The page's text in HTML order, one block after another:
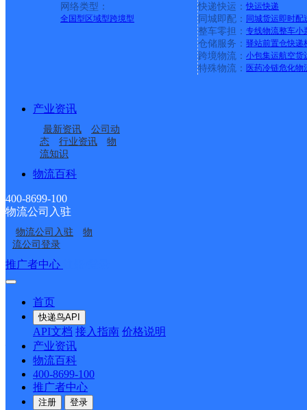
网络类型：
全国型 区域型跨境型
快递快运： 快运快递
同城即配： 同城货运即时配
整车零担： 专线物流整车小
仓储服务： 驿站前置仓快递
跨境物流： 小包集运航空货
特殊物流： 医药冷链危化物
产业资讯
最新资讯
公司动
态
行业资讯
物
流知识
物流百科
400-8699-100
物流公司入驻
物流公司入驻
物
流公司登录
推广者中心
首页
快递鸟API
API文档 接入指南 价格说明
产业资讯
物流百科
400-8699-100
推广者中心
注册 登录
业路金清分部
浙江台州路桥区屿城路
路南峰江分部
台州前置仓
浙江新路桥公司
温州F1
台州路桥区大道物流中
心营业部
待撤销温台大区
接口API
API接口 DEMO下载
关于我们
公司介绍 企业动态
合作伙伴 快递鸟接口服务协议
户隐私政策